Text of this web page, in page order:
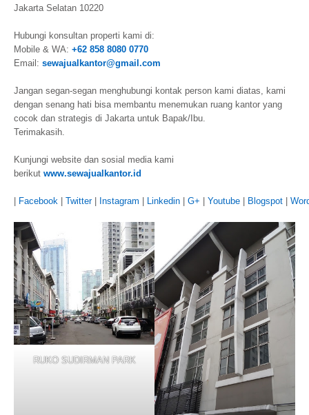
Jakarta Selatan 10220
Hubungi konsultan properti kami di:
Mobile & WA: +62 858 8080 0770
Email: sewajualkantor@gmail.com
Jangan segan-segan menghubungi kontak person kami diatas, kami
dengan senang hati bisa membantu menemukan ruang kantor yang
cocok dan strategis di Jakarta untuk Bapak/Ibu.
Terimakasih.
Kunjungi website dan sosial media kami
berikut www.sewajualkantor.id
Facebook Twitter| Instagram Linkedin G+ Youtube Blogspot
RUKO SUDIRMAN PARK